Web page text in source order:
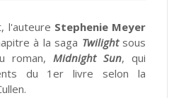
l'auteure Stephenie Meyer
à la saga Twilightsous
roman,Midnight Sun, qui
du 1er livre selon la